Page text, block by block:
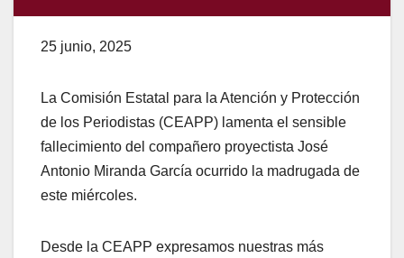
25 junio, 2025
La Comisión Estatal para la Atención y Protección
de los Periodistas (CEAPP) lamenta el sensible
fallecimiento del compañero proyectista José
Antonio Miranda García ocurrido la madrugada de
este miércoles.
Desde la CEAPP expresamos nuestras más